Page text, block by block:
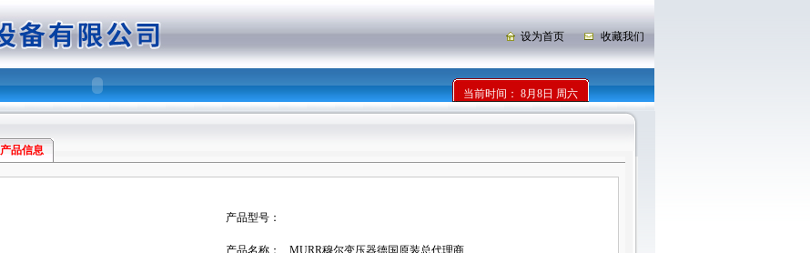
设为首页 收藏我们
当前时间： 8月8日 周六
产品信息
产品型号：
产品名称： MURR穆尔变压器德国原装总代理商